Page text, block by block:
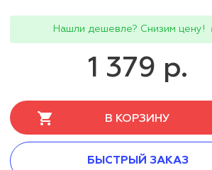
Нашли дешевле? Снизим цену!
1 379 р.
В КОРЗИНУ
БЫСТРЫЙ ЗАКАЗ